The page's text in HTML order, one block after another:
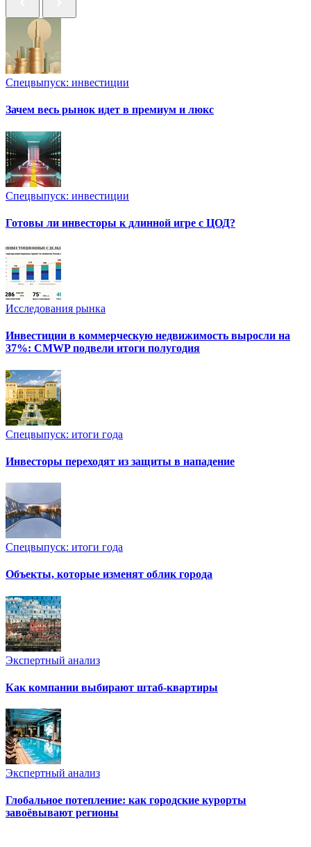
Спецвыпуск: инвестиции
Зачем весь рынок идет в премиум и люкс
Спецвыпуск: инвестиции
Готовы ли инвесторы к длинной игре с ЦОД?
Исследования рынка
Инвестиции в коммерческую недвижимость выросли на
37%: CMWP подвели итоги полугодия
Спецвыпуск: итоги года
Инвесторы переходят из защиты в нападение
Спецвыпуск: итоги года
Объекты, которые изменят облик города
Экспертный анализ
Как компании выбирают штаб-квартиры
Экспертный анализ
Глобальное потепление: как городские курорты
завоёвывают регионы